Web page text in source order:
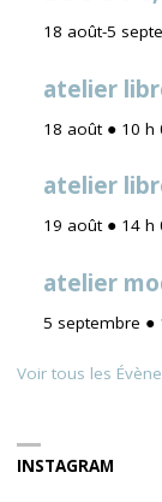
18 août-5
atelier
18 août ● 10 h
atelier
19 août ● 14 h
atelier
5 septembre ●
Voir tous les
INSTAGRAM